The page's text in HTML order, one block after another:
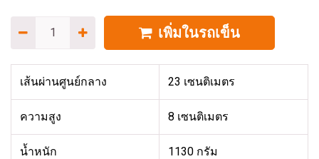
เพิ่มในรถเข็น
เส้นผ่านศูนย์กลาง 23 เซนติเมตร
ความสูง 8 เซนติเมตร
น้ำหนัก 1130 กรัม